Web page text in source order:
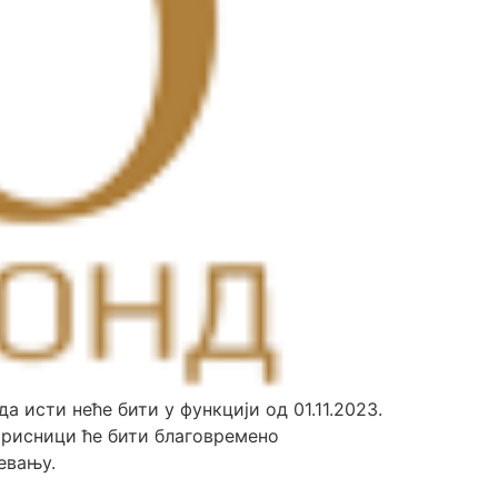
исти неће бити у функцији од 01.11.2023.
ће бити благовремено